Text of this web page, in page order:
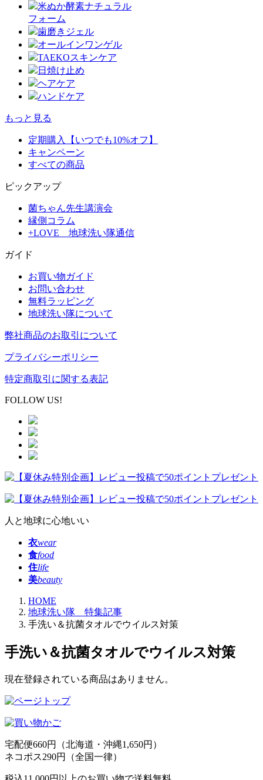
米ぬか酵素ナチュラル
フォーム
歯磨きジェル
オールインワンゲル
TAEKOスキンケア
日焼け止め
ヘアケア
ハンドケア
もっと見る
定期購入【いつでも10%オフ】
キャンペーン
すべての商品
ピックアップ
菌ちゃん先生講演会
縁側コラム
+LOVE 地球洗い隊通信
ガイド
お買い物ガイド
お問い合わせ
無料ラッピング
地球洗い隊について
弊社商品のお取引について
プライバシーポリシー
特定商取引に関する表記
FOLLOW US!
人と地球に心地いい
衣wear
食food
住life
美beauty
HOME
地球洗い隊 特集記事
手洗い＆抗菌タオルでウイルス対策
手洗い＆抗菌タオルでウイルス対策
現在登録されている商品はありません。
宅配便660円
（北海道・沖縄1,650円）
ネコポス290円 （全国一律）